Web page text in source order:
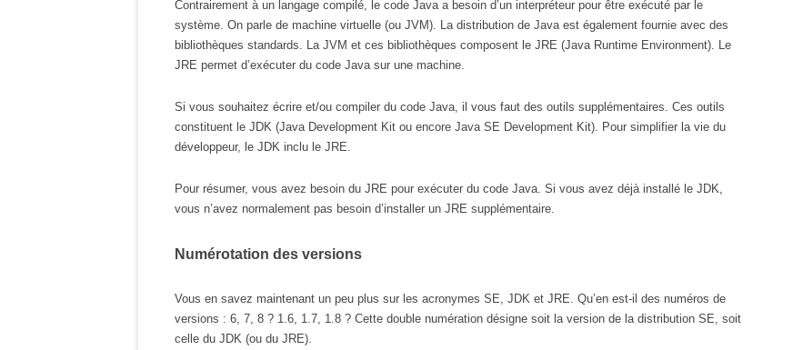
Contrairement à un langage compilé, le code Java a besoin d’un interpréteur pour être exécuté par le
système. On parle de machine virtuelle (ou JVM). La distribution de Java est également fournie avec des
bibliothèques standards. La JVM et ces bibliothèques composent le JRE (Java Runtime Environment). Le
JRE permet d’exécuter du code Java sur une machine.
Si vous souhaitez écrire et/ou compiler du code Java, il vous faut des outils supplémentaires. Ces outils
constituent le JDK (Java Development Kit ou encore Java SE Development Kit). Pour simplifier la vie du
développeur, le JDK inclu le JRE.
Pour résumer, vous avez besoin du JRE pour exécuter du code Java. Si vous avez déjà installé le JDK,
vous n’avez normalement pas besoin d’installer un JRE supplémentaire.
Numérotation des versions
Vous en savez maintenant un peu plus sur les acronymes SE, JDK et JRE. Qu’en est-il des numéros de
versions : 6, 7, 8 ? 1.6, 1.7, 1.8 ? Cette double numération désigne soit la version de la distribution SE, soit
celle du JDK (ou du JRE).